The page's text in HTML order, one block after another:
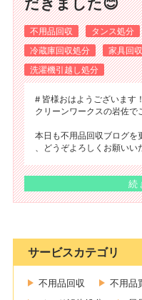
不用品回収 タンス処分
冷蔵庫回収処分
家具回
洗濯機引越し処分
# 皆様おはようございます！
クリーンワークスの岩佐で
本日も不用品回収ブログを
、どうぞよろしくお願いい
続
サービスカテゴリ
不用品回収 不用品